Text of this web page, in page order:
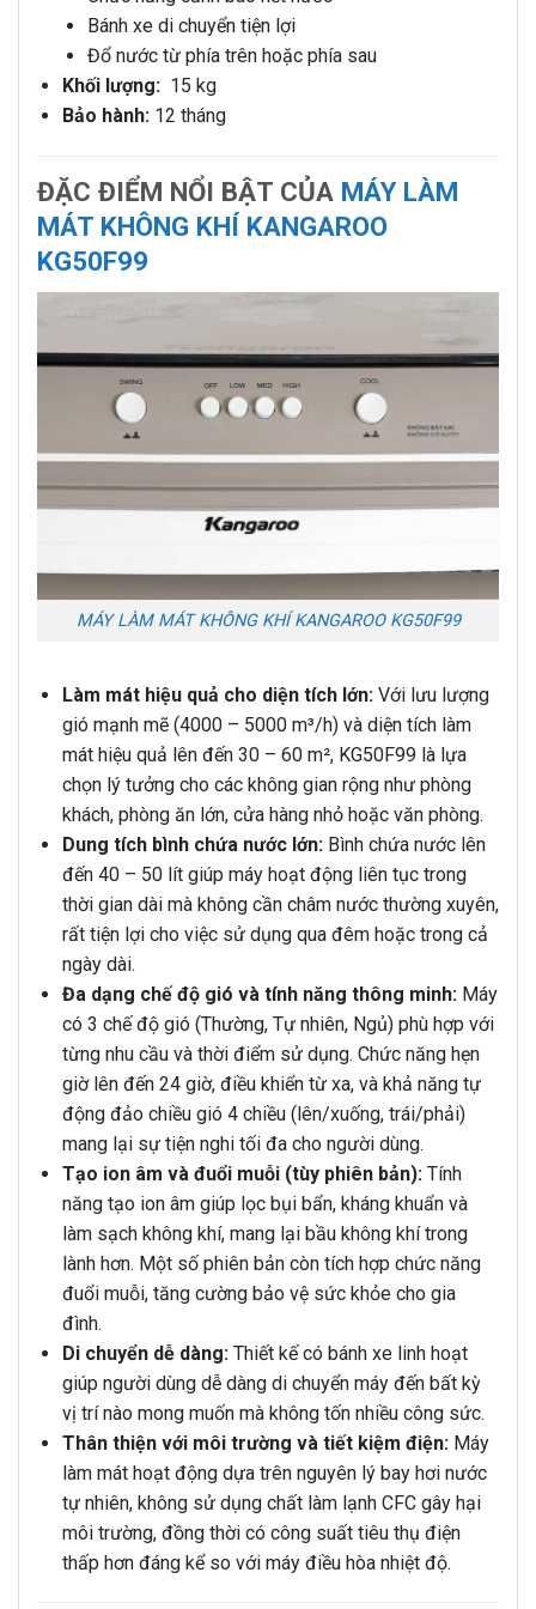
Bánh xe di chuyển tiện lợi
Đổ nước từ phía trên hoặc phía sau
Khối lượng:15 kg
Bảo hành:12 tháng
ĐẶC ĐIỂM NỔI BẬT CỦA MÁY LÀM
MÁT KHÔNG KHÍ KANGAROO
KG50F99
MÁY LÀM MÁT KHÔNG KHÍ KANGAROO KG50F99
Làm mát hiệu quả cho diện tích lớn:Với lưu lượng
gió mạnh mẽ (4000 – 5000 m³/h) và diện tích làm
mát hiệu quả lên đến 30 – 60 m², KG50F99 là lựa
chọn lý tưởng cho các không gian rộng như phòng
khách, phòng ăn lớn, cửa hàng nhỏ hoặc văn phòng.
Dung tích bình chứa nước lớn:Bình chứa nước lên
đến 40 – 50 lít giúp máy hoạt động liên tục trong
thời gian dài mà không cần châm nước thường xuyên,
rất tiện lợi cho việc sử dụng qua đêm hoặc trong cả
ngày dài.
Đa dạng chế độ gió và tính năng thông minh:Máy
có 3 chế độ gió (Thường, Tự nhiên, Ngủ) phù hợp với
từng nhu cầu và thời điểm sử dụng. Chức năng hẹn
giờ lên đến 24 giờ, điều khiển từ xa, và khả năng tự
động đảo chiều gió 4 chiều (lên/xuống, trái/phải)
mang lại sự tiện nghi tối đa cho người dùng.
Tạo ion âm và đuổi muỗi (tùy phiên bản):Tính
năng tạo ion âm giúp lọc bụi bẩn, kháng khuẩn và
làm sạch không khí, mang lại bầu không khí trong
lành hơn. Một số phiên bản còn tích hợp chức năng
đuổi muỗi, tăng cường bảo vệ sức khỏe cho gia
đình.
Di chuyển dễ dàng:Thiết kế có bánh xe linh hoạt
giúp người dùng dễ dàng di chuyển máy đến bất kỳ
vị trí nào mong muốn mà không tốn nhiều công sức.
Thân thiện với môi trường và tiết kiệm điện:Máy
làm mát hoạt động dựa trên nguyên lý bay hơi nước
tự nhiên, không sử dụng chất làm lạnh CFC gây hại
môi trường, đồng thời có công suất tiêu thụ điện
thấp hơn đáng kể so với máy điều hòa nhiệt độ.